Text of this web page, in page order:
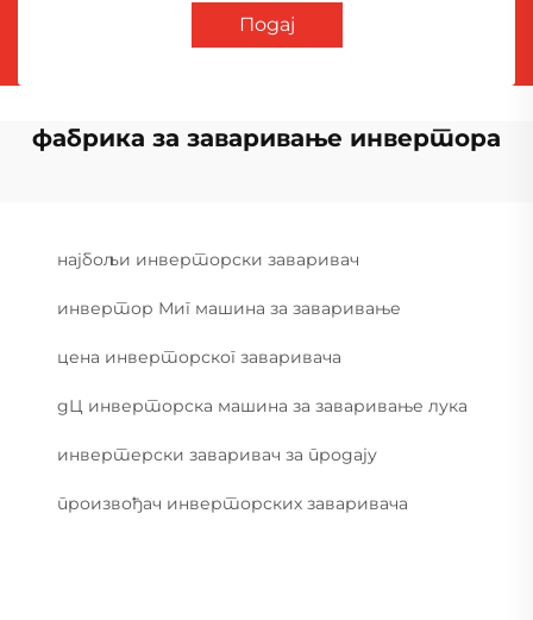
Подај
фабрика за заваривање инвертора
најбољи инверторски заваривач
инвертор Миг машина за заваривање
цена инверторског заваривача
дЦ инверторска машина за заваривање лука
инвертерски заваривач за продају
произвођач инверторских заваривача